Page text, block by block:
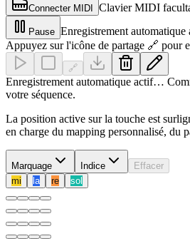
Connecter MIDI Clavier MIDI
Pause Enregistrement automatique
Appuyez sur l'icône de partage 🔗 pour
🔗
Enregistrement automatique actif…
votre séquence.
La position active sur la touche est
en charge du mapping personnalisé, du
Marquage Indice
Effacer
mi
la re sol